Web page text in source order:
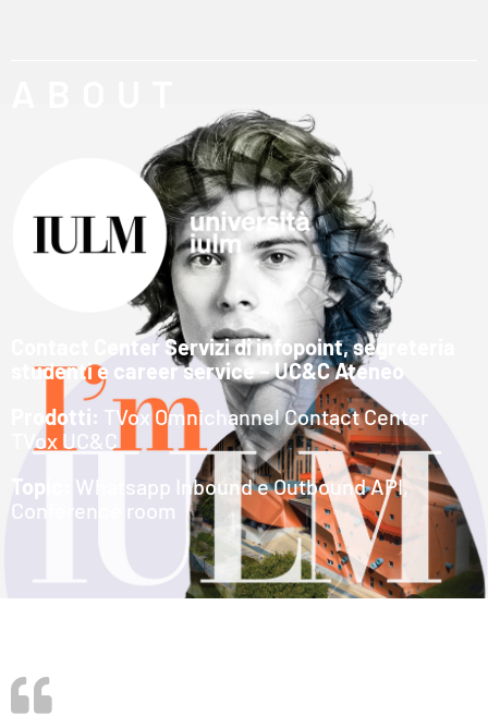
Contact Center Servizi di infopoint, segreteria
studenti e career service – UC&C Ateneo
Prodotti: TVox Omnichannel Contact Center
TVox UC&C
Topic:
Whatsapp Inbound e Outbound API,
Conference room